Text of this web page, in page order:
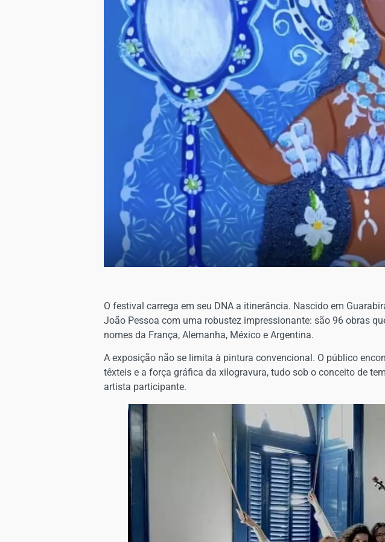
O festival carrega em seu DNA a itinerância. Nascido em
João Pessoa com uma robustez impressionante: são 96 obras
nomes da França, Alemanha, México e Argentina.
A exposição não se limita à pintura convencional. O público
têxteis e a força gráfica da xilogravura, tudo sob o conceito de
artista participante.